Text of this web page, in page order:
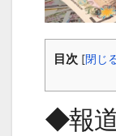
目次 [閉じ
◆報